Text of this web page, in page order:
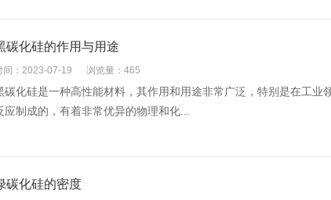
碳化硅的作用与用途
间：2023-07-19 浏览量：465
碳化硅是一种高性能材料，其作用和用途非常广泛，特别是在工业
应制成的，有着非常优异的物理和化...
碳化硅的密度